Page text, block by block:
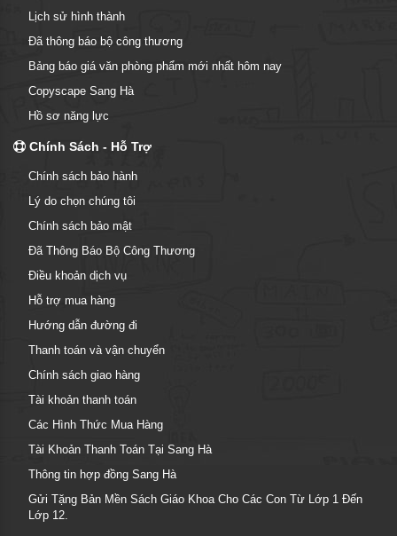
Lịch sử hình thành
Đã thông báo bộ công thương
Bảng báo giá văn phòng phẩm mới nhất hôm nay
Copyscape Sang Hà
Hồ sơ năng lực
Chính Sách - Hỗ Trợ
Chính sách bảo hành
Lý do chọn chúng tôi
Chính sách bảo mật
Đã Thông Báo Bộ Công Thương
Điều khoản dịch vụ
Hỗ trợ mua hàng
Hướng dẫn đường đi
Thanh toán và vận chuyển
Chính sách giao hàng
Tài khoản thanh toán
Các Hình Thức Mua Hàng
Tài Khoản Thanh Toán Tại Sang Hà
Thông tin hợp đồng Sang Hà
Gửi Tặng Bản Mền Sách Giáo Khoa Cho Các Con Từ Lớp 1 Đến
Lớp 12.